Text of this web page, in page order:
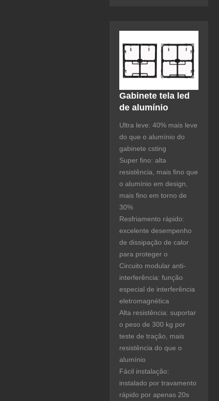
Gabinete tela led
de alumínio
Ultra leve: 40% mais leve
do que o alumínio do
gabinete csting
Super fino: alta
resistência, mais fino que
o alumínio em design,
mais fino em torno de
30%
Resfriamento rápido:
excelente desempenho
de dissipação de calor
para proteger o
Circuito modular anti-
interferência: função
especial de interferência
eletromagnética
Alta resistência: suportar
o peso de 300 kg por
teste de tração, mais
resistência do que o
alumínio
Fácil instalação:
instalado por travamento
rápido por apenas 20s